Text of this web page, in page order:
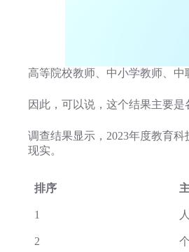
高等院校教师、中小学教师、中
因此，可以说，这个结果主要是
调查结果显示，2023年度教育
现实。
排序
1
2